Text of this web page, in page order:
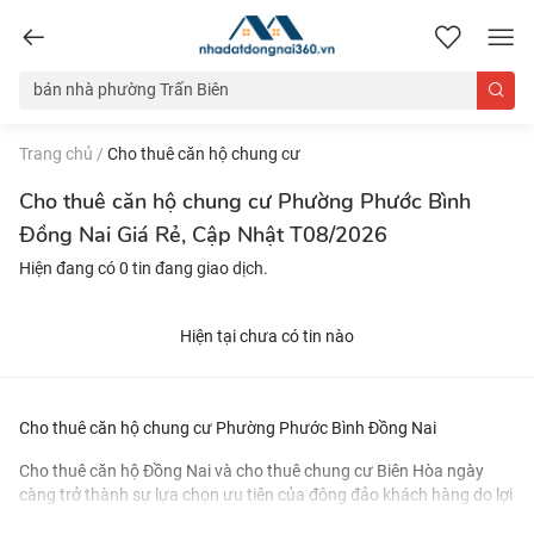
nhadatdongnai360.vn
Trang chủ / Cho thuê căn hộ chung cư
Cho thuê căn hộ chung cư Phường Phước Bình
Đồng Nai Giá Rẻ, Cập Nhật T08/2026
Hiện đang có 0 tin đang giao dịch.
Hiện tại chưa có tin nào
Cho thuê căn hộ chung cư Phường Phước Bình Đồng Nai
Cho thuê căn hộ Đồng Nai và cho thuê chung cư Biên Hòa ngày
càng trở thành sự lựa chọn ưu tiên của đông đảo khách hàng do lợi